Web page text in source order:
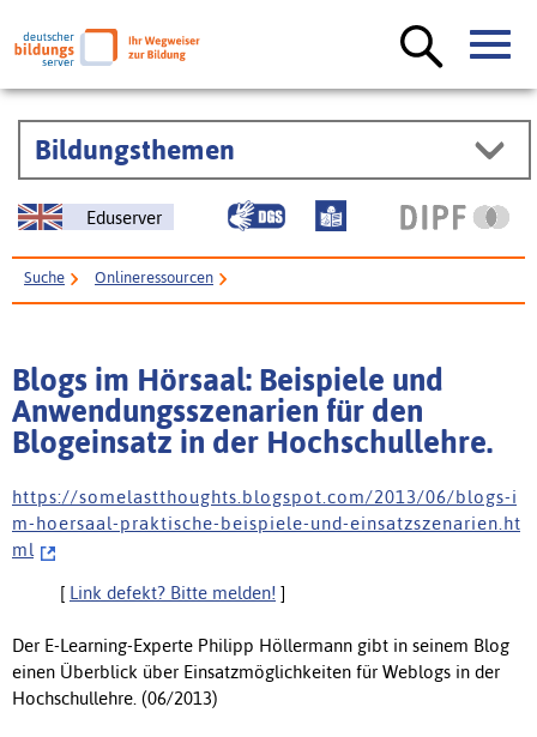
Bildungsthemen
Eduserver
Suche Onlineressourcen
Blogs im Hörsaal: Beispiele und
Anwendungsszenarien für den
Blogeinsatz in der Hochschullehre.
h t t p s : / / s o m e l a s t t h o u g h t s . b l o g s p o t . c o m / 2 0 1 3 / 0 6 / b l o g s - i
m - h o e r s a a l - p r a k t i s c h e - b e i s p i e l e - u n d - e i n s a t z s z e n a r i e n . h t
m l
[ Link defekt? Bitte melden! ]
Der E-Learning-Experte Philipp Höllermann gibt in seinem Blog
einen Überblick über Einsatzmöglichkeiten für Weblogs in der
Hochschullehre. (06/2013)